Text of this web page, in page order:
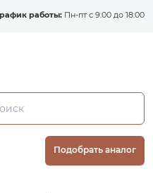
работы: Пн-пт с 9:00 до 18:00
Подобрать аналог